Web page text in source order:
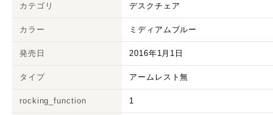
カテゴリ デスクチェア
カラー ミディアムブルー
発売日 2016年1月1日
タイプ アームレスト無
rocking_function 1